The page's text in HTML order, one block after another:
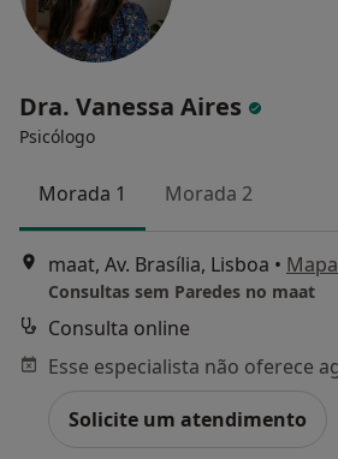
Dra. Vanessa Aires
Psicólogo
Morada 1 Morada 2
maat, Av. Brasília, Lisboa • Mapa
Consultas sem Paredes no maat
Consulta online
Solicite um atendimento